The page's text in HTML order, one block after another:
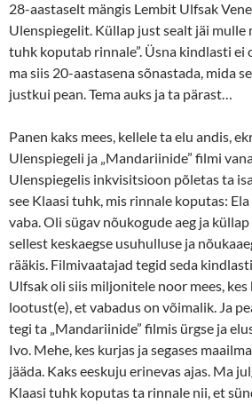
28-aastaselt mängis Lembit Ulfsak
Ulenspiegelit. Küllap just sealt jäi mulle
tuhk koputab rinnale”. Üsna kindlasti ei
ma siis 20-aastasena sõnastada, mida
justkui pean. Tema auks ja ta pärast…
Panen kaks mees, kellele ta elu andis,
Ulenspiegeli ja „Mandariinide” filmi
Ulenspiegelis inkvisitsioon põletas ta
see Klaasi tuhk, mis rinnale koputas:
vaba. Oli sügav nõukogude aeg ja
sellest keskaegse usuhulluse ja
rääkis. Filmivaatajad tegid seda
Ulfsak oli siis miljonitele noor mees, kes
lootust(e), et vabadus on võimalik. Ja
tegi ta „Mandariinide” filmis ürgse ja
Ivo. Mehe, kes kurjas ja segases
jääda. Kaks eeskuju erinevas ajas. Ma
Klaasi tuhk koputas ta rinnale nii, et